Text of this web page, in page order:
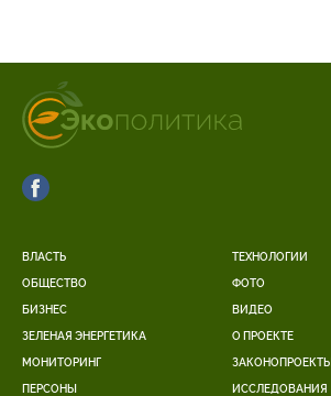
ВЛАСТЬ
ОБЩЕСТВО
БИЗНЕС
ЗЕЛЕНАЯ ЭНЕРГЕТИКА
МОНИТОРИНГ
ПЕРСОНЫ
ТЕХНОЛОГИИ
ФОТО
ВИДЕО
О ПРОЕКТЕ
ЗАКОНОПРОЕКТЫ
ИССЛЕДОВАНИЯ